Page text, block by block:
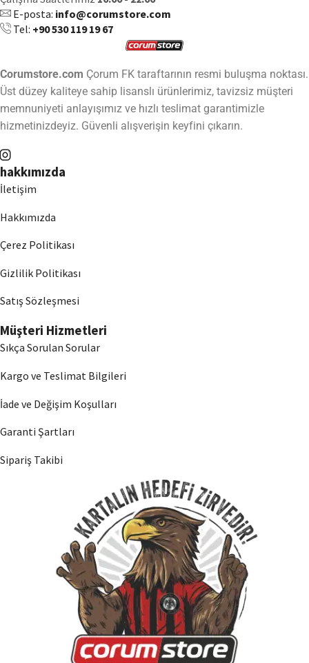
E-posta: info@corumstore.com
Tel: +90 530 119 19 67
Corumstore.com Çorum FK taraftarının resmi buluşma noktası.
Üst düzey kaliteye sahip lisanslı ürünlerimiz, tavizsiz müşteri
memnuniyeti anlayışımız ve hızlı teslimat garantimizle
hizmetinizdeyiz. Güvenli alışverişin keyfini çıkarın.
hakkımızda
İletişim
Hakkımızda
Çerez Politikası
Gizlilik Politikası
Satış Sözleşmesi
Müşteri Hizmetleri
Sıkça Sorulan Sorular
Kargo ve Teslimat Bilgileri
İade ve Değişim Koşulları
Garanti Şartları
Sipariş Takibi